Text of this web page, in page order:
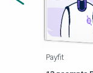
Payfit